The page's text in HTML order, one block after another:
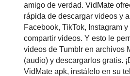
amigo de verdad. VidMate
rápida de descargar videos y
Facebook, TikTok, Instagram
compartir videos. Y esto le
videos de Tumblr en archivos
(audio) y descargarlos gratis.
VidMate apk, instálelo en su